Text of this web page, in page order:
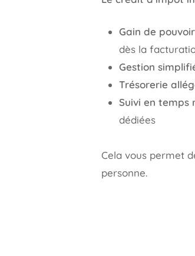
Gain de
dès la
Gestion
Trésorerie
Suivi en temps
dédiées
Cela vous permet
personne.